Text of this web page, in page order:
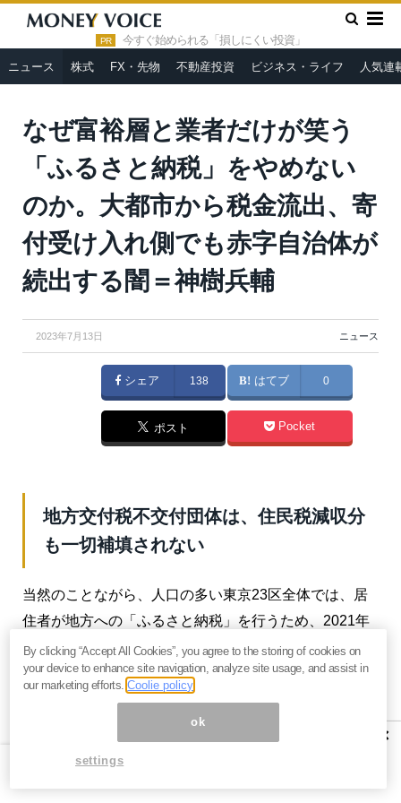
PR 今すぐ始められる「損しにくい投資」
ニュース 株式 FX・先物 不動産投資 ビジネス・ライフ 人気連
HOME » ニュース »
なぜ富裕層と業者だけが笑う「ふるさと納
税」をやめないのか。大都市から税金流出、寄付受け入れ側でも赤
なぜ富裕層と業者だけが笑う
「ふるさと納税」をやめない
のか。大都市から税金流出、寄
付受け入れ側でも赤字自治体が
続出する闇＝神樹兵輔
2023年7月13日 ニュース
シェア 138 はてブ 0
ポスト Pocket
地方交付税不交付団体は、住民税減収分
も一切補填されない
当然のことながら、人口の多い東京23区全体では、居
住者が地方への「ふるさと納税」を行うため、2021年
度では区民税全体の5％に相当する531億円もの税収と
なるはずの金額が地方に流出しています。大赤字にな
ここまで流出金額が大きくなりすぎると、もはや自治
体の住民サービスにまで支障をきたしかねないレベル
に到っているのです。
×
By clicking “Accept All Cookies”, you agree to the storing of cookies on
your device to enhance site navigation, analyze site usage, and assist in
our marketing efforts.Coolie policy
ok
settings